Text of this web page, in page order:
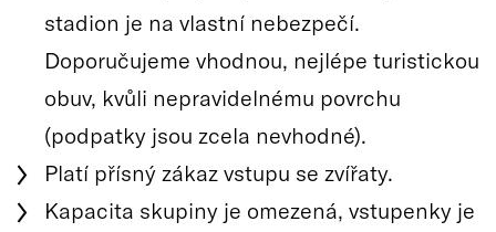
stadion je na vlastní nebezpečí.
Doporučujeme vhodnou, nejlépe turistickou
obuv, kvůli nepravidelnému povrchu
(podpatky jsou zcela nevhodné).
Platí přísný zákaz vstupu se zvířaty.
Kapacita skupiny je omezená, vstupenky je